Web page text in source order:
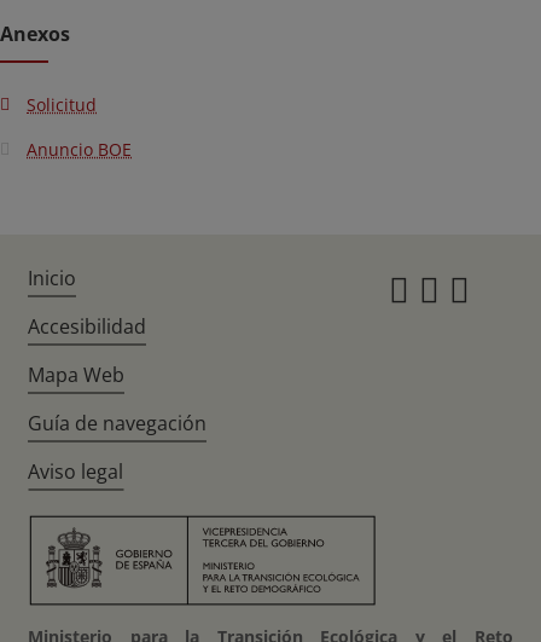
Anexos
Solicitud
Anuncio BOE
Inicio
Accesibilidad
Mapa Web
Guía de navegación
Aviso legal
Ministerio para la Transición Ecológica y el Reto